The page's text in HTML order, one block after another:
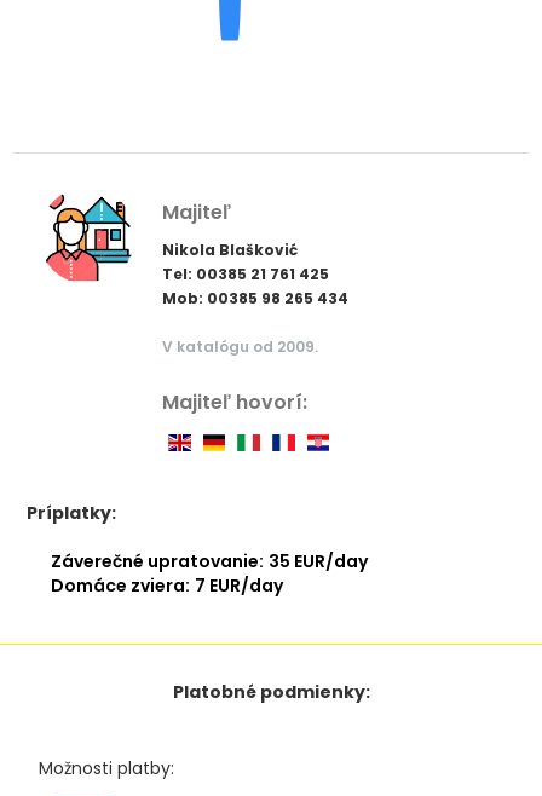
Majiteľ
Nikola Blašković
Tel: 00385 21 761 425
Mob: 00385 98 265 434
V katalógu od 2009.
Majiteľ hovorí:
Príplatky:
Záverečné upratovanie: 35 EUR/day
Domáce zviera: 7 EUR/day
Platobné podmienky:
Možnosti platby: